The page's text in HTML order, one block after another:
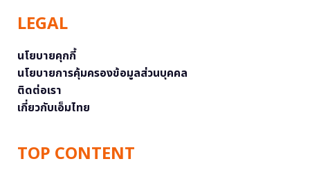
LEGAL
นโยบายคุกกี้
นโยบายการคุ้มครองข้อมูลส่วนบุคคล
ติดต่อเรา
เกี่ยวกับเอ็มไทย
TOP CONTENT